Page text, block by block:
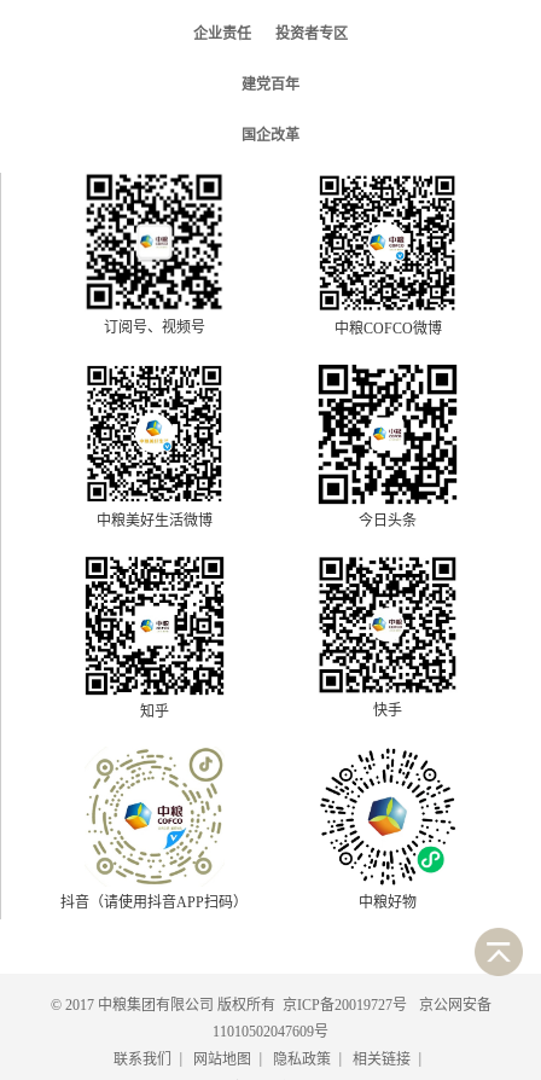
企业责任 投资者专区
建党百年
国企改革
订阅号、视频号 中粮COFCO微博
中粮美好生活微博 今日头条
知乎 快手
抖音（请使用抖音APP扫码） 中粮好物
© 2017 中粮集团有限公司 版权所有 京ICP备20019727号
京公网安备
11010502047609号
联系我们
网站地图 隐私政策 相关链接